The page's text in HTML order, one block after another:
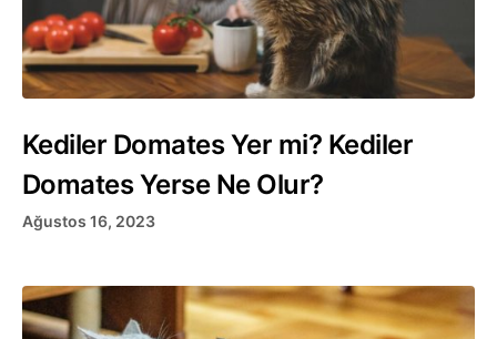
Kediler Domates Yer mi? Kediler
Domates Yerse Ne Olur?
Ağustos 16, 2023